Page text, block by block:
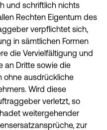
und schriftlich nichts
Rechten Eigentum des
verpflichtet sich,
in sämtlichen Formen
die Vervielfältigung und
an Dritte sowie die
ohne ausdrückliche
Wird diese
verletzt, so
weitergehender
zur